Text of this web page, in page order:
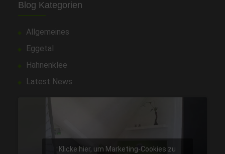
Blog Kategorien
Allgemeines
Eggetal
Hahnenklee
Latest News
Klicke hier, um Marketing-Cookies zu